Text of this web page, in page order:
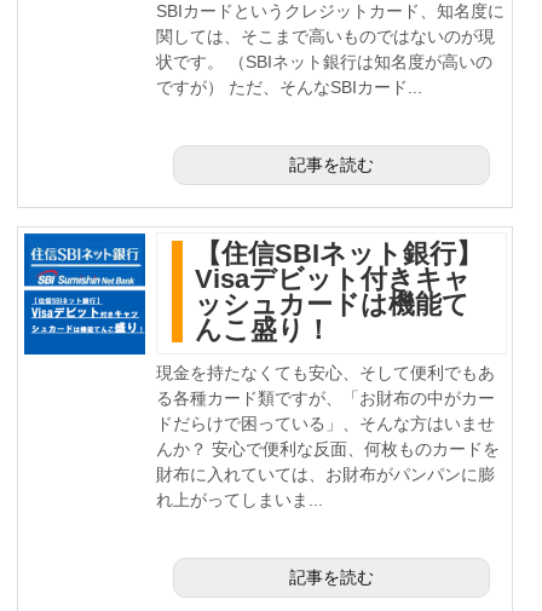
SBIカードというクレジットカード、知名度に
関しては、そこまで高いものではないのが現
状です。 （SBIネット銀行は知名度が高いの
ですが） ただ、そんなSBIカード...
記事を読む
【住信SBIネット銀行】
Visaデビット付きキャ
ッシュカードは機能て
んこ盛り！
現金を持たなくても安心、そして便利でもあ
る各種カード類ですが、「お財布の中がカー
ドだらけで困っている」、そんな方はいませ
んか？ 安心で便利な反面、何枚ものカードを
財布に入れていては、お財布がパンパンに膨
れ上がってしまいま...
記事を読む